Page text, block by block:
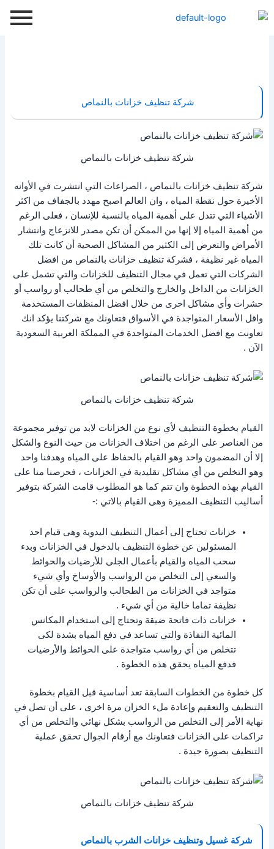
إلى
شركة تنظيف خزانات بالنماص
شركة تنظيف خزانات بالنماص
شركة تنظيف خزانات بالنماص ، الصراعات التي انتشرت في الأوانه
الأخيرة حول نقطة المياه ، وان العالم اصبح مهدد بالجفاف من اكثر
الأشياء التي تتدل على أهمية المياه بالنسبة للإنسان ، فعلى الرغم
من أهمية المياه إلا إنها من الممكن أن تكن مصدر للانزعاج وانتشار
الأمراض والتعرض إلى الكثير من المشاكل الصحية أن كانت تلك
المياه غير نظيفة ، فشركة تنظيف خزانات بالنماص من افضل
الشركات التي تعمل في مجال التنظيف للخزانات والتي تشمل على
الخزانات من الداخل والخارج والتخلص من أي طحالب أو رواسب أو
حشرات وأي مشاكل اخرى من خلال افضل المنظفات المستخدمة
واقل الأسعار المتواجدة في الأسواق فتعاونك مع شركتنا يؤكد انك
تعاونت مع افضل الخدمات المتواجدة في المملكة العربية السعودية
الآن .
شركة تنظيف خزانات بالنماص
القيام بخطوة التنظيف لأي نوع من الخزانات لابد من توفير مجموعة
من العناصر على الرغم من اختلاف الخزانات من حيث النوع والشكل
إلا أن المضمون واحد وهو القيام بالحفاظ على المياه وهدفنا واحد
وهو التخلص من أي مشاكل تقليدية في الخزانات ، فحرصنا منا على
القيام بهذه الخطوة وان تتم كما هو المطلوب قامت الشركة بتوفير
أساليب التنظيف المميزة وهى القيام بالاتي :-
خزانات تحتاج إلى أعمال التنظيف اليدوية وهى قيام احد
المسئولين عن خطوة التنظيف بالدخول في الخزانات وبدء
سحب المياه والقيام بأعمال الجلى للأرضيات والحوائط
والسعي إلى التخلص من الرواسب والأوساخ وأي شيء
متواجد في الخزانات من الطحالب والرواسب على أن تكن
نظيفة تماما خالية من أي شيء .
خزانات ذات فاتحة ضيقة وتحتاج إلى استخدام المكانس
المائية النفاذة والتي تساعد في دفع المياه بشدة لكى
تتخلص من أي رواسب متواجدة على الحوائط والأرضيات
فدفع المياه يحقق هذه الخطوة .
كل خطوة من الخطوات السابقة تعد أساسية قبل القيام بخطوة
التنظيف والتعقيم وإعادة ملء الخزان مرة اخرى ، على أن تصل في
نهاية الأمر إلى التخلص من الرواسب بشكل نهائي والتخلص من أي
تراكمات على الخزانات فتعاونك مع أرقام الجوال تحقق عملية
التنظيف بصورة جيدة .
شركة تنظيف خزانات بالنماص
شركة غسيل وتنظيف خزانات الشرب بالنماص